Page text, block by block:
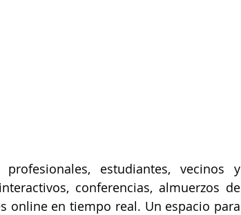
estudiantes, vecinos y
conferencias, almuerzos de
online en tiempo real. Un espacio para